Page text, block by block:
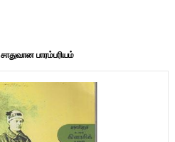
சாதுவான பாரம்பரியம்